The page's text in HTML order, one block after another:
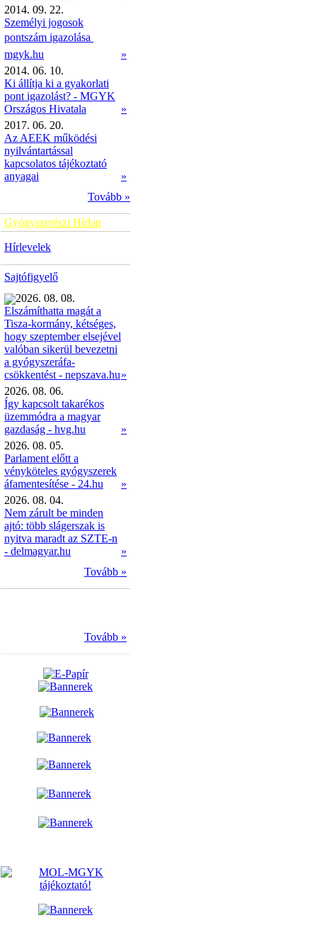
2014. 09. 22.
Személyi jogosok
pontszám igazolása 
mgyk.hu
»
2014. 06. 10.
Ki állítja ki a gyakorlati
pont igazolást? - MGYK
Országos Hivatala
»
2017. 06. 20.
Az AEEK működési
nyilvántartással
kapcsolatos tájékoztató
anyagai
»
Tovább »
Gyógyszerészi Hírlap
Hírlevelek
Sajtófigyelő
2026. 08. 08.
Elszámíthatta magát a
Tisza-kormány, kétséges,
hogy szeptember elsejével
valóban sikerül bevezetni
a gyógyszeráfa-
csökkentést - nepszava.hu»
2026. 08. 06.
Így kapcsolt takarékos
üzemmódra a magyar
gazdaság - hvg.hu
»
2026. 08. 05.
Parlament előtt a
vényköteles gyógyszerek
áfamentesítése - 24.hu
»
2026. 08. 04.
Nem zárult be minden
ajtó: több slágerszak is
nyitva maradt az SZTE-n
- delmagyar.hu
»
Tovább »
Tovább »